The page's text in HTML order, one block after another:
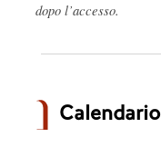
dopo l’accesso.